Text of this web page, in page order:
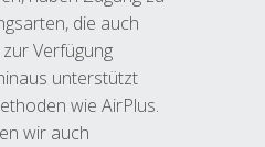
die auch
Verfügung
unterstützt
wie AirPlus.
wir auch